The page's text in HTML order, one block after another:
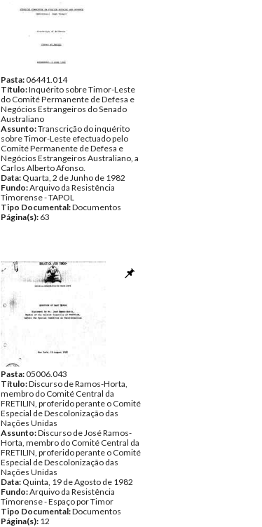
Pasta:06441.014
Título:Inquérito sobre Timor-Leste
do Comité Permanente de Defesa e
Negócios Estrangeiros do Senado
Australiano
Assunto:Transcrição do inquérito
sobre Timor-Leste efectuado pelo
Comité Permanente de Defesa e
Negócios Estrangeiros Australiano, a
Carlos Alberto Afonso.
Data: Quarta, 2 de Junho de 1982
Fundo:Arquivo da Resistência
Timorense - TAPOL
Tipo Documental:Documentos
Página(s): 63
Pasta:05006.043
Título:Discurso de Ramos-Horta,
membro do Comité Central da
FRETILIN, proferido perante o Comité
Especial de Descolonização das
Nações Unidas
Assunto:Discurso de José Ramos-
Horta, membro do Comité Central da
FRETILIN, proferido perante o Comité
Especial de Descolonização das
Nações Unidas
Data: Quinta, 19 de Agosto de 1982
Fundo:Arquivo da Resistência
Timorense - Espaço por Timor
Tipo Documental:Documentos
Página(s): 12